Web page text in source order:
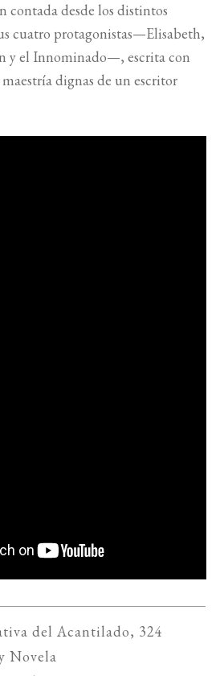
contada desde los distintos
cuatro protagonistas—Elisabeth,
y el Innominado—, escrita con
dignas de un escritor
del Acantilado, 324
Novela